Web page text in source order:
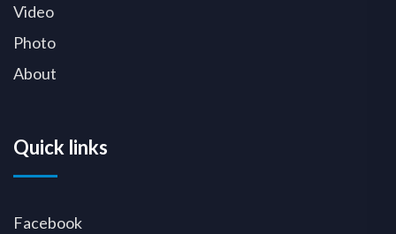
Video
Photo
About
Quick links
Facebook